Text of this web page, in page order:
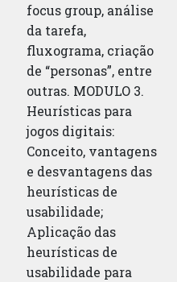
focus group, análise
da tarefa,
fluxograma, criação
de “personas”, entre
outras. MODULO 3.
Heurísticas para
jogos digitais:
Conceito, vantagens
e desvantagens das
heurísticas de
usabilidade;
Aplicação das
heurísticas de
usabilidade para